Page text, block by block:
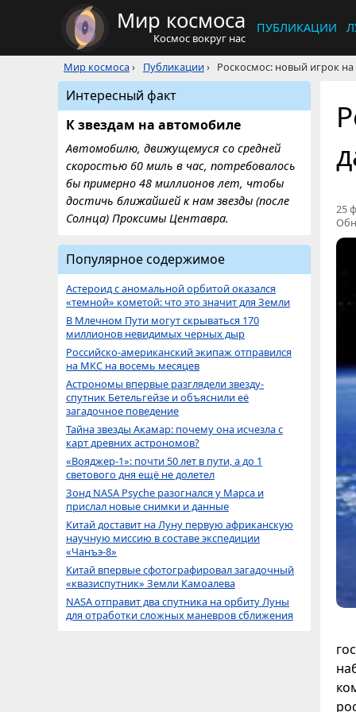
Мир космоса
Космос вокруг нас
ПУБЛИКАЦИИ
Мир космоса› Публикации› Роскосмос: новый игрок
25
Интересный факт
К звездам на автомобиле
Автомобилю, движущемуся со средней
скоростью 60 миль в час, потребовалось
бы примерно 48 миллионов лет, чтобы
достичь ближайшей к нам звезды (после
Солнца) Проксимы Центавра.
Популярное содержимое
Астероид с аномальной орбитой оказался
«темной» кометой: что это значит для Земли
В Млечном Пути могут скрываться 170
миллионов невидимых черных дыр
Российско-американский экипаж отправился
на МКС на восемь месяцев
Астрономы впервые разглядели звезду-
спутник Бетельгейзе и объяснили её
загадочное поведение
Тайна звезды Акамар: почему она исчезла с
карт древних астрономов?
«Вояджер-1»: почти 50 лет в пути, а до 1
светового дня ещё не долетел
Зонд NASA Psyche разогнался у Марса и
прислал новые снимки и данные
Китай доставит на Луну первую африканскую
научную миссию в составе экспедиции
«Чанъэ-8»
Китай впервые сфотографировал загадочный
«квазиспутник» Земли Камоалева
NASA отправит два спутника на орбиту Луны
для отработки сложных маневров сближения